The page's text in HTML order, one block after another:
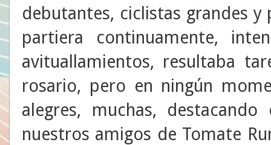
debutantes, ciclistas grandes y
partiera continuamente,
avituallamientos, resultaba
rosario, pero en ningún
alegres, muchas,
nuestros amigos de Tomate